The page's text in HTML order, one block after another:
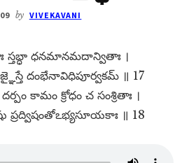
by VIVEKAVANI
స్తబ్ధా ధనమానమదాన్వితాః ।
దంభేనావిధిపూర్వకమ్​ ॥ 17
కామం క్రోధం చ సంశ్రితాః ।
॥ 18